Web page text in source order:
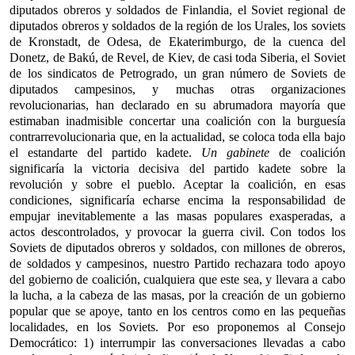
diputados obreros y soldados de Finlandia, el Soviet regional de
diputados obreros y soldados de la región de los Urales, los soviets
de Kronstadt, de Odesa, de Ekaterimburgo, de la cuenca del
Donetz, de Bakú, de Revel, de Kiev, de casi toda Siberia, el Soviet
de los sindicatos de Petrogrado, un gran número de Soviets de
diputados campesinos, y muchas otras organizaciones
revolucionarias, han declarado en su abrumadora mayoría que
estimaban inadmisible concertar una coalición con la burguesía
contrarrevolucionaria que, en la actualidad, se coloca toda ella bajo
el estandarte del partido kadete. Un gabinetede coalición
significaría la victoria decisiva del partido kadete sobre la
revolución y sobre el pueblo. Aceptar la coalición, en esas
condiciones, significaría echarse encima la responsabilidad de
empujar inevitablemente a las masas populares exasperadas, a
actos descontrolados, y provocar la guerra civil. Con todos los
Soviets de diputados obreros y soldados, con millones de obreros,
de soldados y campesinos, nuestro Partido rechazara todo apoyo
del gobierno de coalición, cualquiera que este sea, y llevara a cabo
la lucha, a la cabeza de las masas, por la creación de un gobierno
popular que se apoye, tanto en los centros como en las pequeñas
localidades, en los Soviets. Por eso proponemos al Consejo
Democrático: 1) interrumpir las conversaciones llevadas a cabo